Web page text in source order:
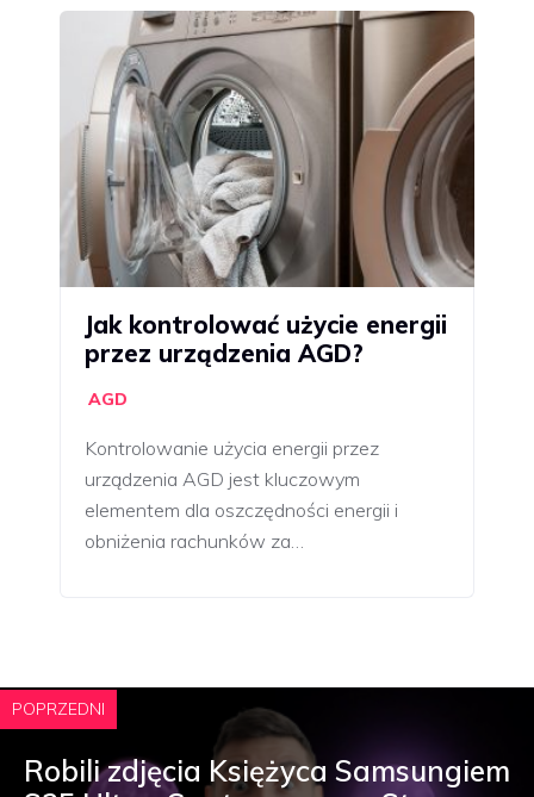
Jak kontrolować użycie energii
przez urządzenia AGD?
AGD
Kontrolowanie użycia energii przez
urządzenia AGD jest kluczowym
elementem dla oszczędności energii i
obniżenia rachunków za…
POPRZEDNI
Robili zdjęcia Księżyca Samsungiem